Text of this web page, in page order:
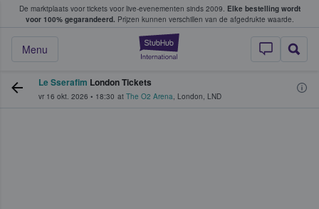
De marktplaats voor tickets voor live-evenementen sinds 2009. Elke bestelling wordt
voor 100% gegarandeerd. Prijzen kunnen verschillen van de afgedrukte waarde.
StubHub: waar
Menu
tickets kopen en verkopen
Le Sserafim London Tickets
vr 16 okt. 2026 • 18:30 at The O2 Arena, London, LND